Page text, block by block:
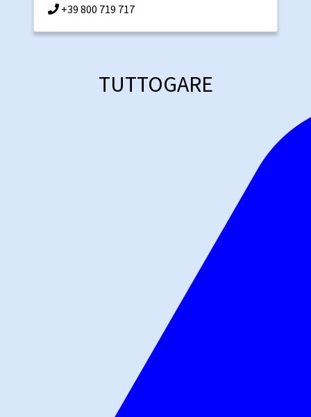
+39 800 719 717
TUTTOGARE